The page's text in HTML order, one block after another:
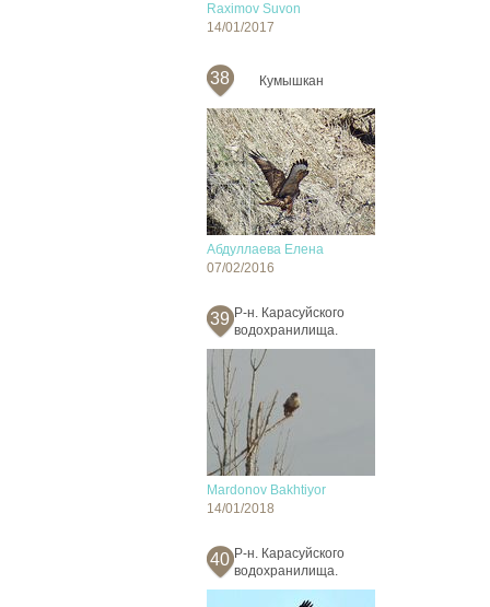
Raximov Suvon
14/01/2017
38 Кумышкан
Абдуллаева Елена
07/02/2016
39 Р-н. Карасуйского
водохранилища.
Mardonov Bakhtiyor
14/01/2018
40 Р-н. Карасуйского
водохранилища.